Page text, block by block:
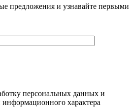
предложения и узнавайте первыми
персональных данных и
характера